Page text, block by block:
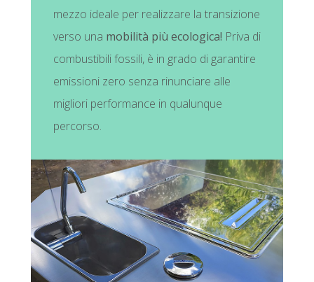
mezzo ideale per realizzare la transizione
verso una mobilità più ecologica! Priva di
combustibili fossili, è in grado di garantire
emissioni zero senza rinunciare alle
migliori performance in qualunque
percorso.